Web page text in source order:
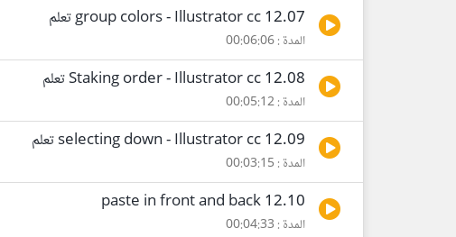
12.07 group colors - Illustrator cc تعلم
المدة : 00:06:06
12.08 Staking order - Illustrator cc تعلم
المدة : 00:05:12
12.09 selecting down - Illustrator cc تعلم
المدة : 00:03:15
12.10 paste in front and back
المدة : 00:04:33